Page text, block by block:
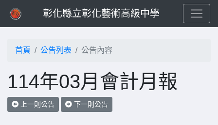
彰化縣立彰化藝術高級中學
首頁 公告列表 公告內容
114年03月會計月報
上一則公告 下一則公告